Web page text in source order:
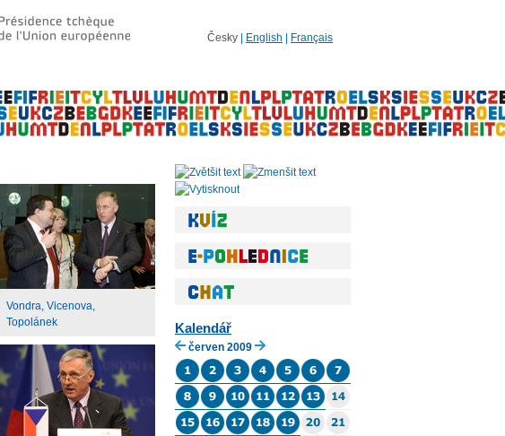
Česky English Français
Vondra, Vicenova,
Topolánek
Kalendář
červen 2009